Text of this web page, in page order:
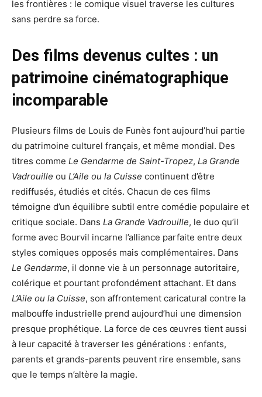
les frontières : le comique visuel traverse les cultures
sans perdre sa force.
Des films devenus cultes : un
patrimoine cinématographique
incomparable
Plusieurs films de Louis de Funès font aujourd’hui partie
du patrimoine culturel français, et même mondial. Des
titres comme Le Gendarme de Saint-Tropez, La Grande
Vadrouille ou L’Aile ou la Cuisse continuent d’être
rediffusés, étudiés et cités. Chacun de ces films
témoigne d’un équilibre subtil entre comédie populaire et
critique sociale. Dans La Grande Vadrouille, le duo qu’il
forme avec Bourvil incarne l’alliance parfaite entre deux
styles comiques opposés mais complémentaires. Dans
Le Gendarme, il donne vie à un personnage autoritaire,
colérique et pourtant profondément attachant. Et dans
L’Aile ou la Cuisse, son affrontement caricatural contre la
malbouffe industrielle prend aujourd’hui une dimension
presque prophétique. La force de ces œuvres tient aussi
à leur capacité à traverser les générations : enfants,
parents et grands-parents peuvent rire ensemble, sans
que le temps n’altère la magie.